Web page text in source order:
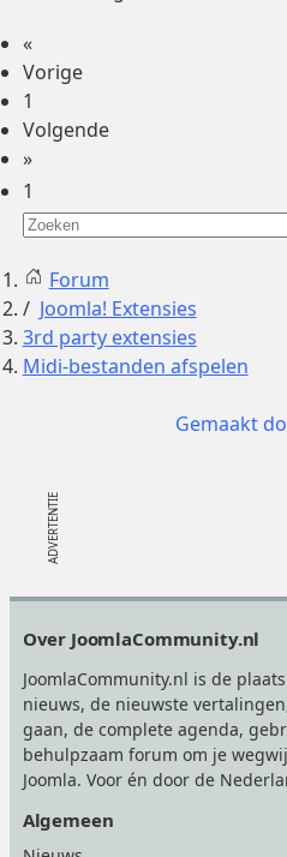
«
Vorige
1
Volgende
»
1
Forum
Joomla! Extensies
3rd party extensies
Midi-bestanden afspelen
Gemaakt
Over JoomlaCommunity.nl
JoomlaCommunity.nl is de
nieuws, de nieuwste
gaan, de complete agenda,
behulpzaam forum om je
Joomla. Voor én door de
Algemeen